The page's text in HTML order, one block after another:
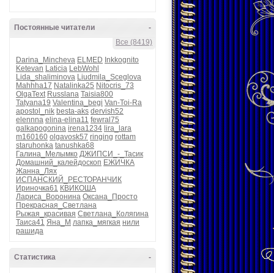
-
Постоянные читатели
Все (8419)
Darina_Mincheva ELMED Inkkognito
Ketevan Laticia LebWohl
Lida_shaliminova Liudmila_Sceglova
Mahhha17 Natalinka25 Nitocris_73
OlgaText Russlana Taisia800
Tatyana19 Valentina_begi Van-Toi-Ra
apostol_nik besta-aks dervish52
elennna elina-elina11 fewral75
galkapogonina irena1234 lira_lara
m160160 olgavosk57 ringing rottam
staruhonka tanushka68
Галина_Мелымко ДЖИПСИ_-_Тасик
Домашний_калейдоскоп ЕЖИЧКА
Жанна_Лях
ИСПАНСКИЙ_РЕСТОРАНЧИК
Ириночка61 КВИКОША
Лариса_Воронина Оксана_Просто
Прекрасная_Светлана
Рыжая_красивая Светлана_Колягина
Таиса41 Яна_М лапка_мягкая нили
рашида
-
Статистика